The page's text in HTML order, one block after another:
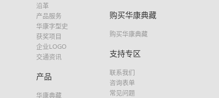
沿革
产品服务
华康字型史
获奖项目
企业LOGO
交通资讯
产品
华康典藏
购买华康典藏
购买华康典藏
支持专区
联系我们
咨询表单
常见问题